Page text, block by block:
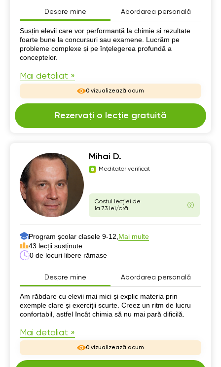
Despre mine Abordarea personală
Despre mine
Susțin elevii care vor performanță la chimie și rezultate
foarte bune la concursuri sau examene. Lucrăm pe
probleme complexe și pe înțelegerea profundă a
conceptelor.
Mai detaliat »
0 vizualizează acum
Rezervați o lecție gratuită
Mihai D.
Meditator verificat
Costul lecției de
la 73 lei/oră
Program școlar clasele 9-12, Mai multe
43 lecții susținute
0 de locuri libere rămase
Despre mine Abordarea personală
Despre mine
Am răbdare cu elevii mai mici și explic materia prin
exemple clare și exerciții scurte. Creez un ritm de lucru
confortabil, astfel încât chimia să nu mai pară dificilă.
Mai detaliat »
0 vizualizează acum